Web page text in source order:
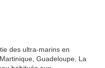
des ultra-marins en
Guadeloupe, La